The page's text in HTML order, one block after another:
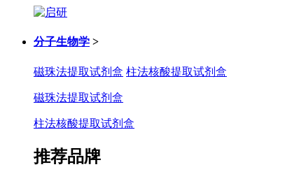
分子生物学 >
磁珠法提取试剂盒 柱法核酸提取试剂盒
磁珠法提取试剂盒
柱法核酸提取试剂盒
推荐品牌